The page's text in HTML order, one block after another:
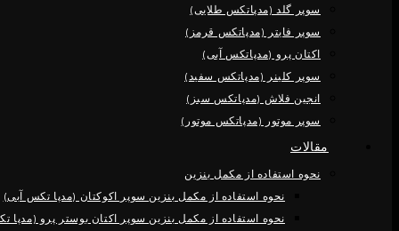
سوپر گلد (مدپاتکس طلایی)
سوپر فایتر (مدپاتکس قرمز)
اکتان پرو (مدپاتکس آبی)
سوپر کلینر (مدپاتکس سفید)
انجین فلاش (مدپاتکس سبز)
سوپر موتور (مدپاتکس موتور)
مقالات
نحوه استفاده از مکمل بنزین
نحوه استفاده از مکمل بنزین سوپر اکوکتان (مدپا تکس آبی)
نحوه استفاده از مکمل بنزین سوپر اکتان بوستر پرو